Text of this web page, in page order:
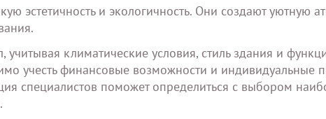
эстетичность и экологичность. Они создают уютную
климатические условия, стиль здания и
учесть финансовые возможности и индивидуальные
специалистов поможет определиться с выбором